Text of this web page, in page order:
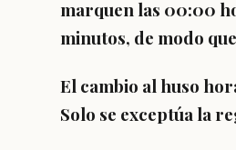
marquen las 00:00
minutos, de modo
El cambio al huso
Solo se exceptúa la